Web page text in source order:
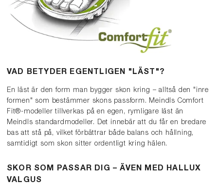
VAD BETYDER EGENTLIGEN "LÄST"?
En läst är den form man bygger skon kring – alltså den "inre
formen" som bestämmer skons passform. Meindls Comfort
Fit®-modeller tillverkas på en egen, rymligare läst än
Meindls standardmodeller. Det innebär att du får en bredare
bas att stå på, vilket förbättrar både balans och hållning,
samtidigt som skon sitter ordentligt kring hälen.
SKOR SOM PASSAR DIG – ÄVEN MED HALLUX
VALGUS